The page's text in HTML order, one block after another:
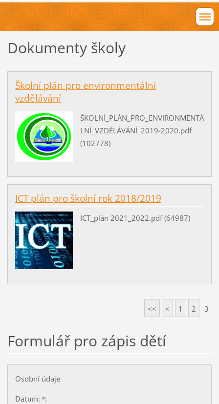
Dokumenty školy
Školní plán pro environmentální
vzdělávání
ŠKOLNÍ_PLÁN_PRO_ENVIRONMENTÁ
LNÍ_VZDĚLÁVÁNÍ_2019-2020.pdf
(102778)
ICT plán pro školní rok 2018/2019
ICT_plán 2021_2022.pdf (64987)
<< < 1 2 3
Formulář pro zápis dětí
Osobní údaje
Datum: *: